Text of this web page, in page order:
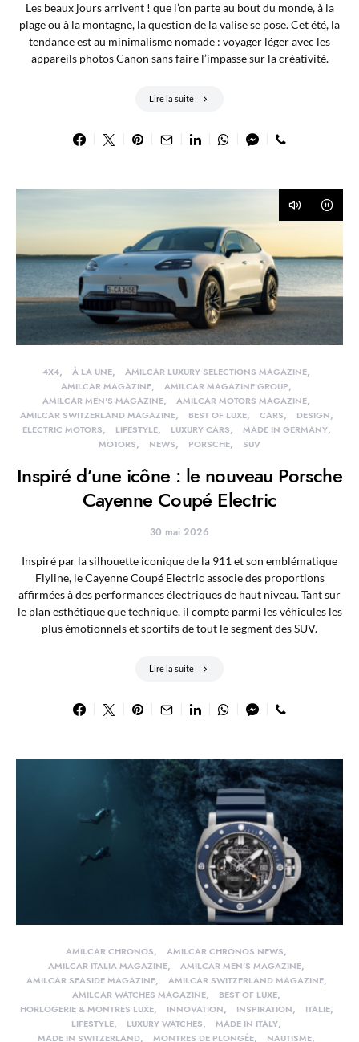
Les beaux jours arrivent ! que l’on parte au bout du monde, à la
plage ou à la montagne, la question de la valise se pose. Cet été, la
tendance est au minimalisme nomade : voyager léger avec les
appareils photos Canon sans faire l’impasse sur la créativité.
Lire la suite
4X4 À LA UNE
AMILCAR LUXURY SELECTIONS MAGAZINE
AMILCAR MAGAZINE
AMILCAR MAGAZINE GROUP
AMILCAR MEN'S MAGAZINE
AMILCAR MOTORS MAGAZINE
AMILCAR SWITZERLAND MAGAZINE
BEST OF LUXE CARS
DESIGN
ELECTRIC MOTORS
LIFESTYLE LUXURY CARS
MADE IN GERMANY
MOTORS
NEWS PORSCHE SUV
Inspiré d’une icône : le nouveau Porsche
Cayenne Coupé Electric
30 mai 2026
Inspiré par la silhouette iconique de la 911 et son emblématique
Flyline, le Cayenne Coupé Electric associe des proportions
affirmées à des performances électriques de haut niveau. Tant sur
le plan esthétique que technique, il compte parmi les véhicules les
plus émotionnels et sportifs de tout le segment des SUV.
Lire la suite
AMILCAR CHRONOS
AMILCAR CHRONOS NEWS
AMILCAR ITALIA MAGAZINE
AMILCAR MEN'S MAGAZINE
AMILCAR SEASIDE MAGAZINE
AMILCAR SWITZERLAND MAGAZINE
AMILCAR WATCHES MAGAZINE
BEST OF LUXE
HORLOGERIE & MONTRES LUXE
INNOVATION INSPIRATION
ITALIE
LIFESTYLE
LUXURY WATCHES
MADE IN ITALY
MADE IN SWITZERLAND
MONTRES DE PLONGÉE NAUTISME